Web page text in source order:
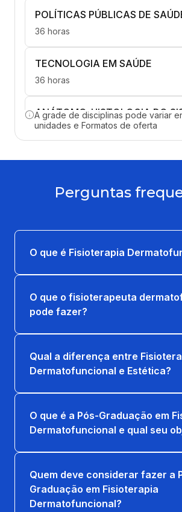
POLÍTICAS PÚBLICAS DE
36 horas
TECNOLOGIA EM SAÚDE
36 horas
ANÁTOMO-HISTOLOGIA DO
TEGUMENTAR ENDÓCRINO
36 horas
FISIOTERAPIA
LINFEDEMA
FISIOTERAPIA EM CIRURGIA
ODONTOLÓGICA
FISIOTERAPIA EM PACIENTES
QUEIMADOS
A grade de disciplinas pode variar
unidades e Formatos de oferta
Perguntas
O que é Fisioterapia
O que o fisioterapeuta
pode fazer?
Qual a diferença entre
Dermatofuncional e Estética?
O que é a Pós-Graduação em
Dermatofuncional e qual seu
Quem deve considerar fazer a
Graduação em Fisioterapia
Dermatofuncional?